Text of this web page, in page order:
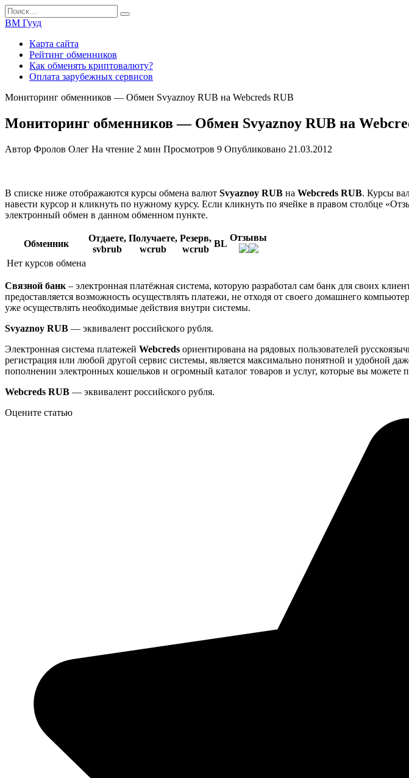
Перейти
к
содержанию
Search
for:
ВМ Гууд
Карта сайта
Рейтинг обменников
Как обменять криптовалюту?
Оплата зарубежных сервисов
Мониторинг обменников — Обмен Svyaznoy RUB на Webcreds RUB
Мониторинг обменников — Обмен Svyaznoy RUB на
Автор Фролов Олег На чтение 2 мин Просмотров 9 Опубликовано 21.03.2012
В списке ниже отображаются курсы обмена валют Svyaznoy RUB на Webcreds RUB. Курсы
навести курсор и кликнуть по нужному курсу. Если кликнуть по ячейке в правом столбце
электронный обмен в данном обменном пункте.
Обменник
Отдаете,
svbrub
Получаете,
wcrub
Резерв,
wcrub
BL
Отзывы
Нет курсов обмена
Связной банк – электронная платёжная система, которую разработал сам банк для своих
предоставляется возможность осуществлять платежи, не отходя от своего домашнего
уже осуществлять необходимые действия внутри системы.
Svyaznoy RUB — эквивалент российского рубля.
Электронная система платежей Webcreds ориентирована на рядовых пользователей
регистрация или любой другой сервис системы, является максимально понятной и удобной
пополнении электронных кошельков и огромный каталог товаров и услуг, которые вы можете
Webcreds RUB — эквивалент российского рубля.
Оцените статью